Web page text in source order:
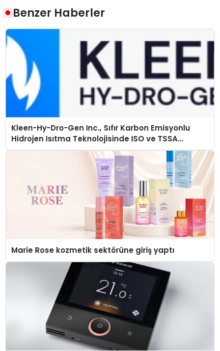
Benzer Haberler
Kleen-Hy-Dro-Gen Inc., Sıfır Karbon Emisyonlu
Hidrojen Isıtma Teknolojisinde ISO ve TSSA
Düzenleyici Onaylarını Aldı
Marie Rose kozmetik sektörüne giriş yaptı